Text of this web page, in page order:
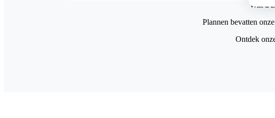
Wilt u
Plannen bevatten onze
Ontdek